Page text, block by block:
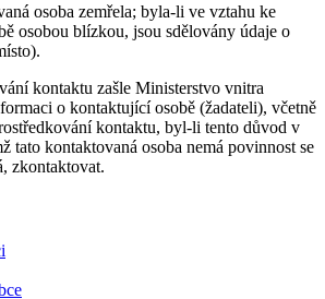
osoba zemřela; byla-li ve vztahu ke
osobou blízkou, jsou sdělovány údaje o
kontaktu zašle Ministerstvo vnitra
o kontaktující osobě (žadateli), včetně
kontaktu, byl-li tento důvod v
tato kontaktovaná osoba nemá povinnost se
zkontaktovat.